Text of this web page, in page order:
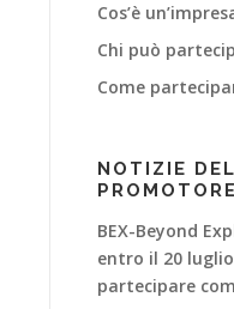
Cos’è
Chi può
Come
NOTIZIE
PROMOTORE
BEX-Beyond
entro il 20
partecipare